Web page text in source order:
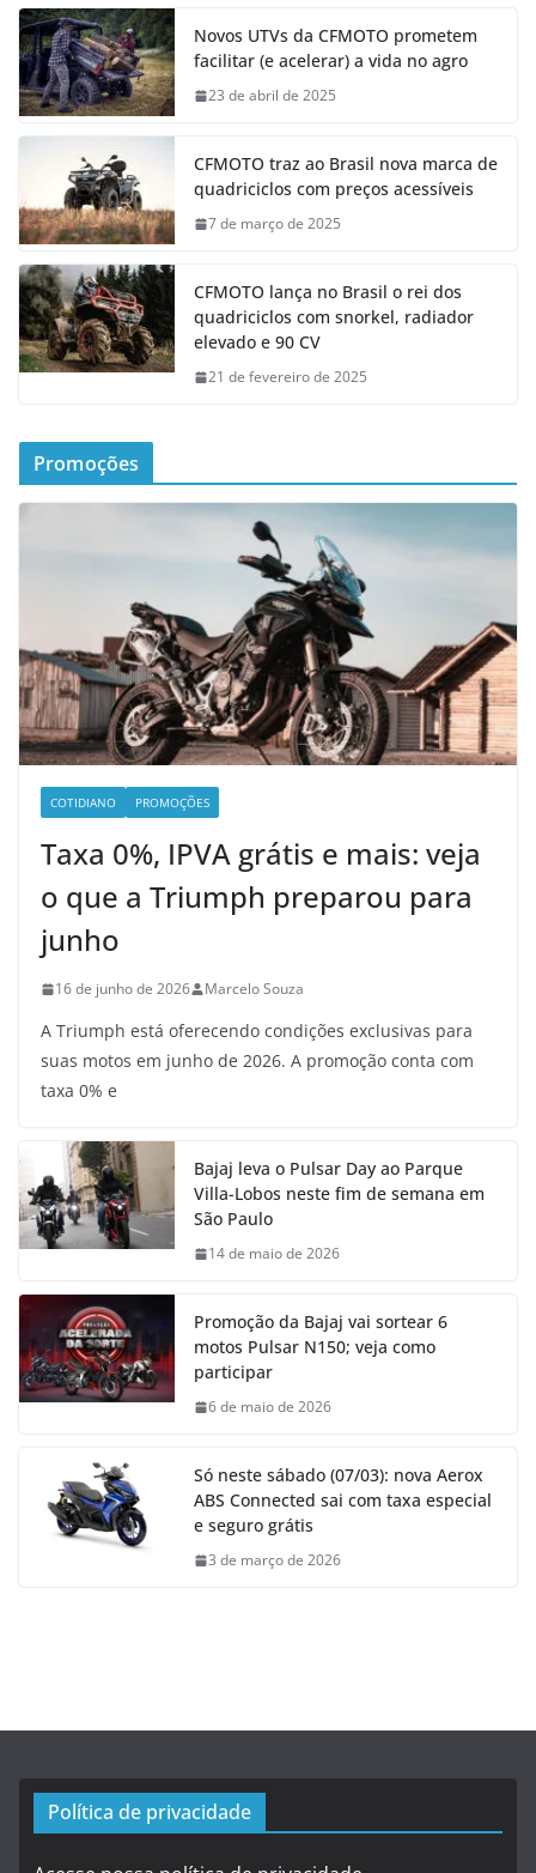
Novos UTVs da CFMOTO prometem
facilitar (e acelerar) a vida no agro
23 de abril de 2025
CFMOTO traz ao Brasil nova marca de
quadriciclos com preços acessíveis
7 de março de 2025
CFMOTO lança no Brasil o rei dos
quadriciclos com snorkel, radiador
elevado e 90 CV
21 de fevereiro de 2025
Promoções
COTIDIANO PROMOÇÕES
Taxa 0%, IPVA grátis e mais: veja
o que a Triumph preparou para
junho
16 de junho de 2026 Marcelo Souza
A Triumph está oferecendo condições exclusivas para
suas motos em junho de 2026. A promoção conta com
taxa 0% e
Bajaj leva o Pulsar Day ao Parque
Villa-Lobos neste fim de semana em
São Paulo
14 de maio de 2026
Promoção da Bajaj vai sortear 6
motos Pulsar N150; veja como
participar
6 de maio de 2026
Só neste sábado (07/03): nova Aerox
ABS Connected sai com taxa especial
e seguro grátis
3 de março de 2026
Política de privacidade